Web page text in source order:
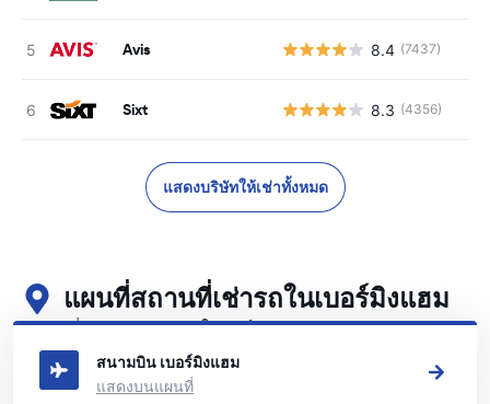
Avis 8.4 (7437)
Sixt 8.3 (4356)
แสดงบริษัทให้เช่าทั้งหมด
แผนที่สถานที่เช่ารถในเบอร์มิงแฮม
ดูสถานที่เช่ารถหลักของเราในเบอร์มิงแฮม
สนามบิน เบอร์มิงแฮม
แสดงบนแผนที่